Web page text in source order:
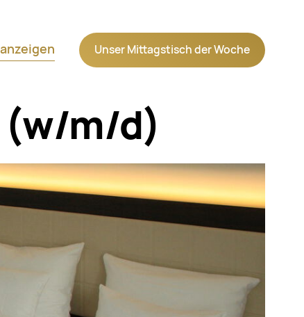
Navigation wiederholen
Unser Mittagstisch der Woche
m/d)